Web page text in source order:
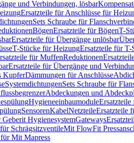
und Verbindungen, lösbar
Ersatzteile für Anschlüsse für
Sets Schraube für
BögenErsatzteile für BögenT-
Ersatzteile für Übergänge unlösbar
T-Stücke für HeizungErsatzteile für
für MuffenReduktionen
Ersatzteile für Übergänge und
KupferDämmungen für Anschlüsse
SystemdichtungenSets Schraube für
Abdeckungen und
HygieneeinbaumoduleErsatzteile
SensorenKabelNetzteileErsatzteile
HygienesystemGateways
SchrägsitzventileMit FlowFit
Mit Mapress